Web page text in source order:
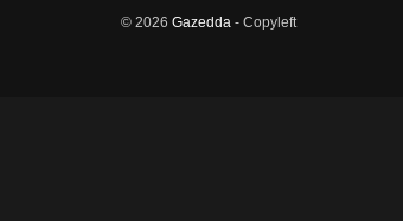
© 2026 Gazedda - Copyleft